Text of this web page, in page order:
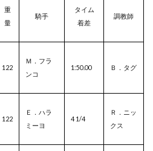
重
量
騎手
タイム
着差
調教師
122
Ｍ．フラ
ンコ
1:50.00 Ｂ．タグ
122
Ｅ．ハラ
ミーヨ
4 1/4
Ｒ．ニッ
クス